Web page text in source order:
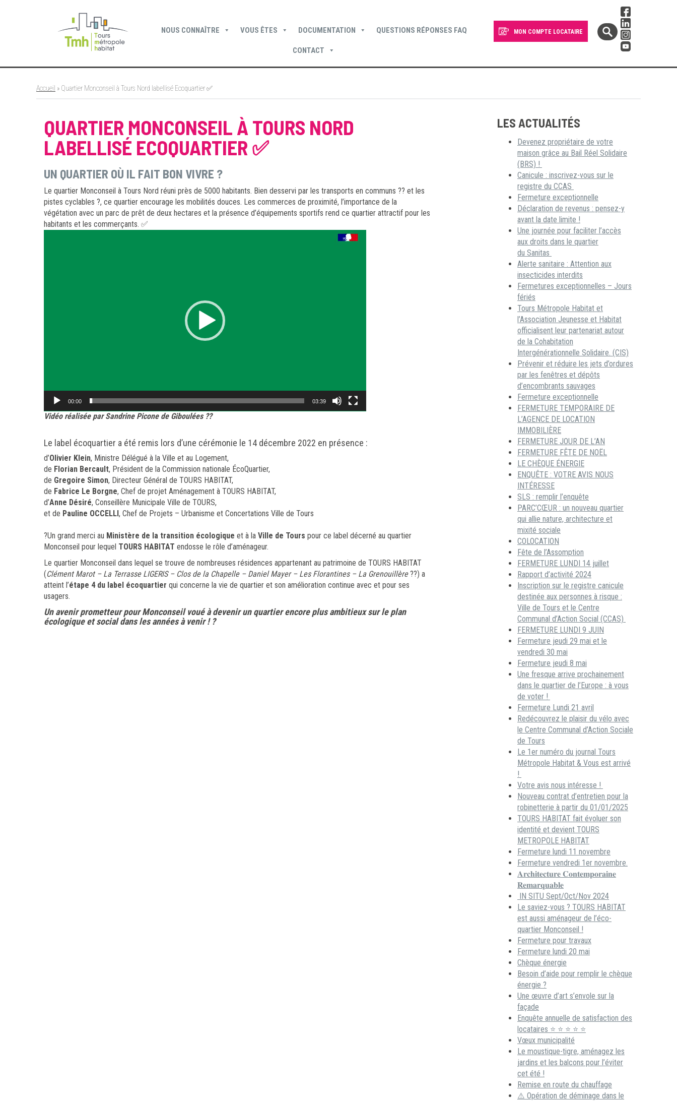
NOUS CONNAÎTRE VOUS ÊTES DOCUMENTATION QUESTIONS RÉPONSES FAQ
CONTACT
MON COMPTE LOCATAIRE
Accueil » Quartier Monconseil à Tours Nord labellisé Ecoquartier ✅
LES ACTUALITÉS
Devenez propriétaire de votre
maison grâce au Bail Réel Solidaire
(BRS) !
Canicule : inscrivez-vous sur le
registre du CCAS
Fermeture exceptionnelle
Déclaration de revenus : pensez-y
avant la date limite !
Une journée pour faciliter l’accès
aux droits dans le quartier
du Sanitas
Alerte sanitaire : Attention aux
insecticides interdits
Fermetures exceptionnelles – Jours
fériés
Tours Métropole Habitat et
l’Association Jeunesse et Habitat
officialisent leur partenariat autour
de la Cohabitation
Intergénérationnelle Solidaire. (CIS)
Prévenir et réduire les jets d’ordures
par les fenêtres et dépôts
d’encombrants sauvages
Fermeture exceptionnelle
FERMETURE TEMPORAIRE DE
L’AGENCE DE LOCATION
IMMOBILIÈRE
FERMETURE JOUR DE L’AN
FERMETURE FÊTE DE NOËL
LE CHÈQUE ÉNERGIE
ENQUÊTE : VOTRE AVIS NOUS
INTÉRESSE
SLS : remplir l’enquête
PARC’CŒUR : un nouveau quartier
qui allie nature, architecture et
mixité sociale
COLOCATION
Fête de l’Assomption
FERMETURE LUNDI 14 juillet
Rapport d’activité 2024
Inscription sur le registre canicule
destinée aux personnes à risque :
Ville de Tours et le Centre
Communal d’Action Social (CCAS)
FERMETURE LUNDI 9 JUIN
Fermeture jeudi 29 mai et le
vendredi 30 mai
Fermeture jeudi 8 mai
Une fresque arrive prochainement
dans le quartier de l’Europe : à vous
de voter !
Fermeture Lundi 21 avril
Redécouvrez le plaisir du vélo avec
le Centre Communal d’Action Sociale
de Tours
Le 1er numéro du journal Tours
Métropole Habitat & Vous est arrivé
!
Votre avis nous intéresse !
Nouveau contrat d’entretien pour la
robinetterie à partir du 01/01/2025
TOURS HABITAT fait évoluer son
identité et devient TOURS
METROPOLE HABITAT
Fermeture lundi 11 novembre
Fermeture vendredi 1er novembre.
𝐀𝐫𝐜𝐡𝐢𝐭𝐞𝐜𝐭𝐮𝐫𝐞 𝐂𝐨𝐧𝐭𝐞𝐦𝐩𝐨𝐫𝐚𝐢𝐧𝐞
𝐑𝐞𝐦𝐚𝐫𝐪𝐮𝐚𝐛𝐥𝐞
IN SITU Sept/Oct/Nov 2024
Le saviez-vous ? TOURS HABITAT
est aussi aménageur de l’éco-
quartier Monconseil !
Fermeture pour travaux
Fermeture lundi 20 mai
Chèque énergie
Besoin d’aide pour remplir le chèque
énergie ?
Une œuvre d’art s’envole sur la
façade
Enquête annuelle de satisfaction des
locataires ⭐ ⭐ ⭐ ⭐ ⭐
Vœux municipalité
Le moustique-tigre, aménagez les
jardins et les balcons pour l’éviter
cet été !
Remise en route du chauffage
⚠️ Opération de déminage dans le
QUARTIER MONCONSEIL À TOURS NORD
LABELLISÉ ECOQUARTIER ✅
UN QUARTIER OÙ IL FAIT BON VIVRE ?
Le quartier Monconseil à Tours Nord réuni près de 5000 habitants. Bien desservi par les transports en communs ?? et les
pistes cyclables ?, ce quartier encourage les mobilités douces. Les commerces de proximité, l’importance de la
végétation avec un parc de prêt de deux hectares et la présence d’équipements sportifs rend ce quartier attractif pour les
habitants et les commerçants. ✅
00:00 03:39
Vidéo réalisée par Sandrine Picone de Giboulées ??
Le label écoquartier a été remis lors d’une cérémonie le 14 décembre 2022 en présence :
d’Olivier Klein, Ministre Délégué à la Ville et au Logement,
de Florian Bercault, Président de la Commission nationale ÉcoQuartier,
de Gregoire Simon, Directeur Général de TOURS HABITAT,
de Fabrice Le Borgne, Chef de projet Aménagement à TOURS HABITAT,
d’Anne Désiré, Conseillère Municipale Ville de TOURS,
et de Pauline OCCELLI , Chef de Projets – Urbanisme et Concertations Ville de Tours
?Un grand merci au Ministère de la transition écologique et à la Ville de Tours pour ce label décerné au quartier
Monconseil pour lequel TOURS HABITAT endosse le rôle d’aménageur.
Le quartier Monconseil dans lequel se trouve de nombreuses résidences appartenant au patrimoine de TOURS HABITAT
(Clément Marot – La Terrasse LIGERIS – Clos de la Chapelle – Daniel Mayer – Les Florantines – La Grenouillère??) a
atteint l’étape 4 du label écoquartier qui concerne la vie de quartier et son amélioration continue avec et pour ses
usagers.
Un avenir prometteur pour Monconseil voué à devenir un quartier encore plus ambitieux sur le plan
écologique et social dans les années à venir ! ?